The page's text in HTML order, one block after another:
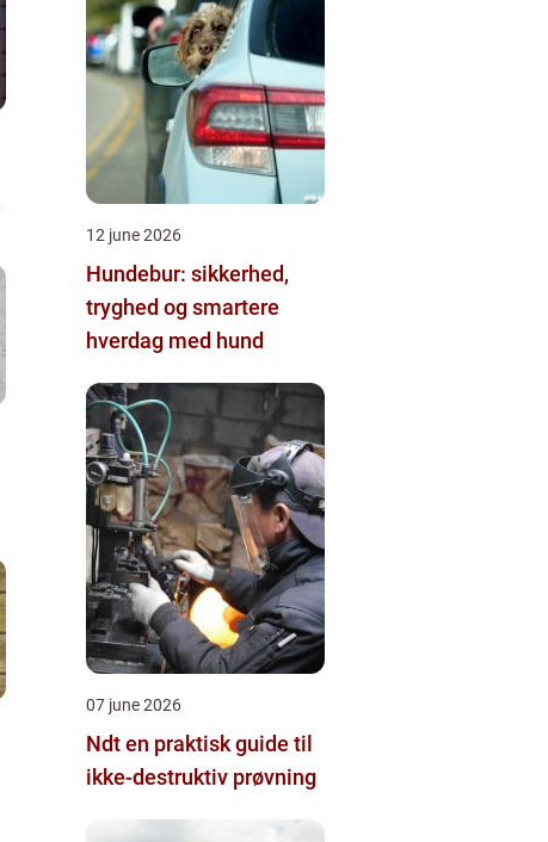
12 june 2026
Hundebur: sikkerhed,
tryghed og smartere
hverdag med hund
07 june 2026
Ndt en praktisk guide til
ikke-destruktiv prøvning